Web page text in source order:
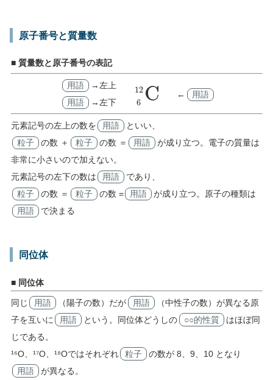
原子番号と質量数
■ 質量数と原子番号の表記
用語
→左上
用語
→左下
612 C ← 用語
元素記号の左上の数を 用語
といい、
粒子
の数 ＋ 粒子 の数 ＝ 用語
が成り立つ。電子の質量は
非常に小さいので加えない。
元素記号の左下の数は
用語
であり、
粒子
の数 ＝ 粒子 の数 = 用語
が成り立つ。原子の種類は
用語
で決まる
同位体
■ 同位体
同じ 用語 （陽子の数）だが 用語
（中性子の数）が異なる原
子を互いに
用語 という。同位体どうしの ○○的性質
はほぼ同
じである。
¹⁶O、¹⁷O、¹⁸Oではそれぞれ
粒子
の数が 8、9、10 となり
用語
が異なる。